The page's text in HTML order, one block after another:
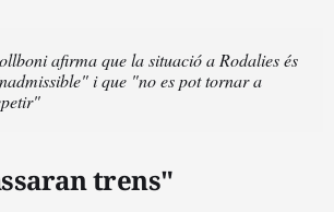
afirma que la situació a Rodalies és
i que "no es pot tornar a
trens"